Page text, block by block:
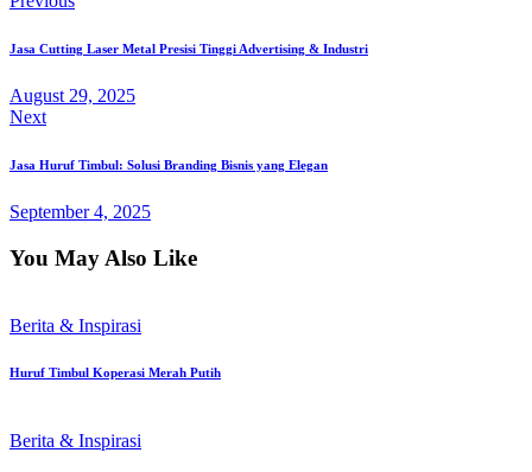
Jasa Cutting Laser Metal Presisi Tinggi Advertising & Industri
August 29, 2025
Next
Jasa Huruf Timbul: Solusi Branding Bisnis yang Elegan
September 4, 2025
You May Also Like
Berita & Inspirasi
Huruf Timbul Koperasi Merah Putih
Berita & Inspirasi